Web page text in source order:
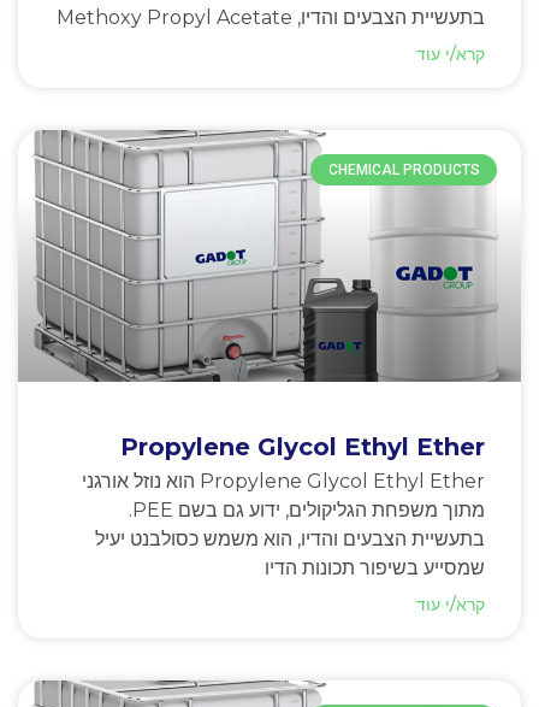
בתעשיית הצבעים והדיו, Methoxy Propyl Acetate
קרא/י עוד
CHEMICAL PRODUCTS
Propylene Glycol Ethyl Ether
Propylene Glycol Ethyl Ether הוא נוזל אורגני
מתוך משפחת הגליקולים, ידוע גם בשם PEE.
בתעשיית הצבעים והדיו, הוא משמש כסולבנט יעיל
שמסייע בשיפור תכונות הדיו
קרא/י עוד